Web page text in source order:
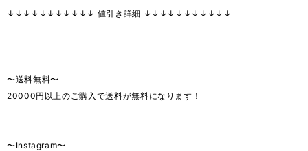
↓↓↓↓↓↓↓↓↓↓↓ 値引き詳細 ↓↓↓↓↓↓↓↓↓↓↓
〜送料無料〜
20000円以上のご購入で送料が無料になります！
〜Instagram〜